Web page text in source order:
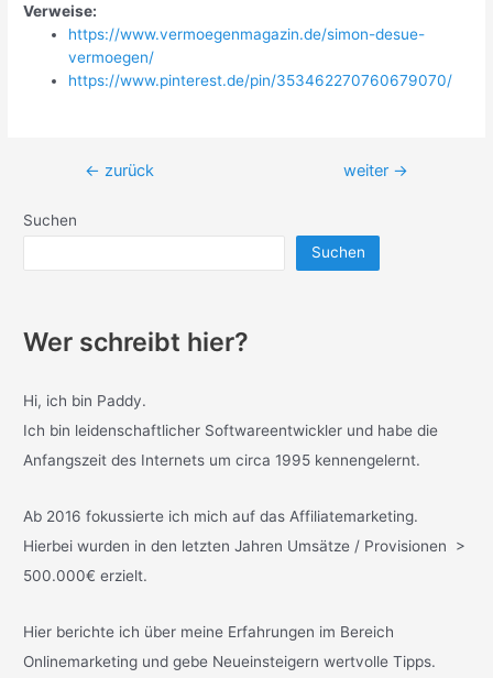
Verweise:
https://www.vermoegenmagazin.de/simon-desue-
vermoegen/
https://www.pinterest.de/pin/353462270760679070/
Beitragsnavigation
← zurück weiter →
Suchen
Suchen
Wer schreibt hier?
Hi, ich bin Paddy.
Ich bin leidenschaftlicher Softwareentwickler und habe die
Anfangszeit des Internets um circa 1995 kennengelernt.
Ab 2016 fokussierte ich mich auf das Affiliatemarketing.
Hierbei wurden in den letzten Jahren Umsätze / Provisionen >
500.000€ erzielt.
Hier berichte ich über meine Erfahrungen im Bereich
Onlinemarketing und gebe Neueinsteigern wertvolle Tipps.